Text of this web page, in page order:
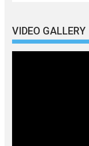
VIDEO GALLERY